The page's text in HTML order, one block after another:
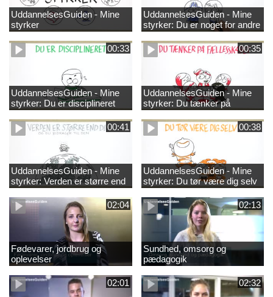
UddannelsesGuiden - Mine
styrker
UddannelsesGuiden - Mine
styrker: Du er noget for andre
00:33
UddannelsesGuiden - Mine
styrker: Du er disciplineret
00:35
UddannelsesGuiden - Mine
styrker: Du tænker på
fællesskabet
00:41
UddannelsesGuiden - Mine
styrker: Verden er større end
dig og du bidrager til den
00:38
UddannelsesGuiden - Mine
styrker: Du tør være dig selv
02:04
Fødevarer, jordbrug og
oplevelser
02:13
Sundhed, omsorg og
pædagogik
02:01 02:32